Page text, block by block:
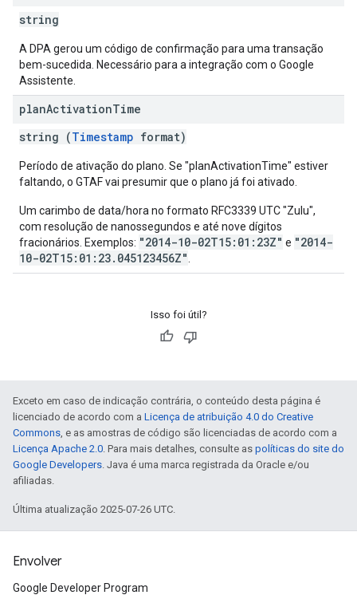
string
A DPA gerou um código de confirmação para uma transação
bem-sucedida. Necessário para a integração com o Google
Assistente.
planActivationTime
string (Timestamp format)
Período de ativação do plano. Se "planActivationTime" estiver
faltando, o GTAF vai presumir que o plano já foi ativado.
Um carimbo de data/hora no formato RFC3339 UTC "Zulu",
com resolução de nanossegundos e até nove dígitos
fracionários. Exemplos: "2014-10-02T15:01:23Z" e "2014-
10-02T15:01:23.045123456Z"
Isso foi útil?
Exceto em caso de indicação contrária, o conteúdo desta página é
licenciado de acordo com a Licença de atribuição 4.0 do Creative
Commons, e as amostras de código são licenciadas de acordo com a
Licença Apache 2.0. Para mais detalhes, consulte as políticas do site do
Google Developers. Java é uma marca registrada da Oracle e/ou
afiliadas.
Última atualização 2025-07-26 UTC.
Envolver
Google Developer Program